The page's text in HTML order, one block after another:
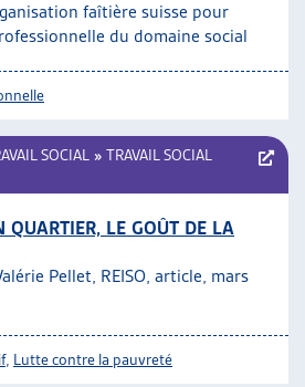
faîtière suisse pour
du domaine social
SOCIAL » TRAVAIL SOCIAL
QUARTIER, LE GOÛT DE LA
Pellet, REISO, article, mars
, Lutte contre la pauvreté